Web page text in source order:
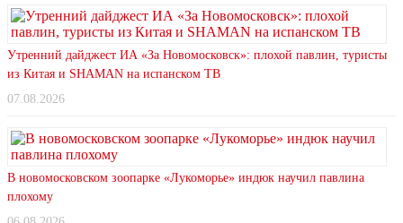
Утренний дайджест ИА «За Новомосковск»: плохой павлин, туристы
из Китая и SHAMAN на испанском ТВ
07.08.2026
В новомосковском зоопарке «Лукоморье» индюк научил павлина
плохому